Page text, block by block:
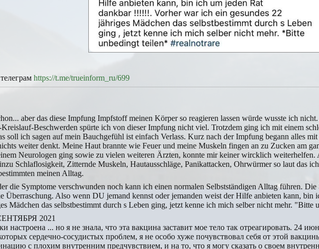
https://t.me/trueinform_ru/699
aber das diese Impfung Impfstoff meinen Körper so reagieren lassen würde wusste ich
Beschwerden spürte ich von dieser Impfung nicht viel. Trotzdem ging ich mit einem
soll ich sagen auf mein Bauchgefühl ist einfach Verlass. Kurz nach der Impfung begann alles
weiter denkt. Meine Haut brannte wie Feuer und meine Muskeln fingen an zu Zucken am
Neurologen ging sowie zu vielen weiteren Ärzten, konnte mir keiner wircklich weiterhelfen.
Schlaflosigkeit, Zitternde Muskeln, Hautausschläge, Panikattacken, Ohrwürmer so laut das
meinen Alltag.
die Symptome verschwunden noch kann ich einen normalen Selbstständigen Alltag führen.
Überraschung. Also wenn DU jemand kennst oder jemanden weist der Hilfe anbieten kann, bin
Mädchen das selbstbestimmt durch s Leben ging, jetzt kenne ich mich selber nicht mehr. "Bitte
2021
настроена ... но я не знала, что эта вакцина заставит мое тело так отреагировать. 24
сердечно-сосудистых проблем, я не особо хуже почувствовал себя от этой
с плохим внутренним предчувствием, и на то, что я могу сказать о своем